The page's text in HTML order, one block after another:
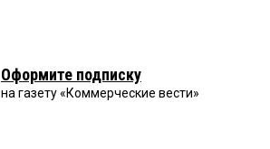
Оформите подписку
на газету «Коммерческие вести»